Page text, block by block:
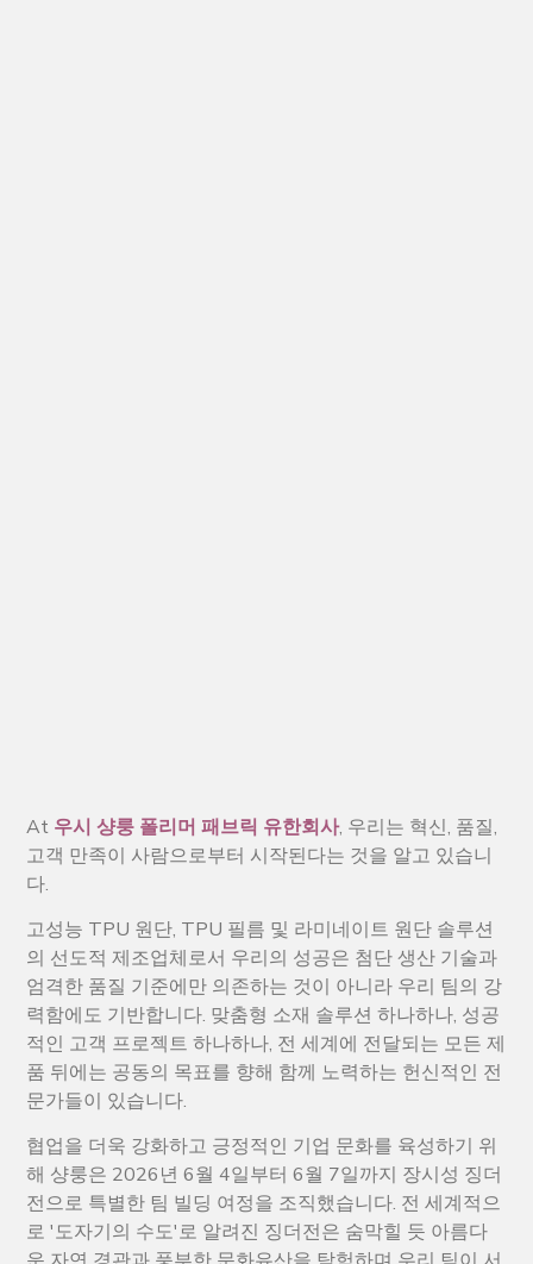
At 우시 샹룽 폴리머 패브릭 유한회사, 우리는 혁신, 품질,
고객 만족이 사람으로부터 시작된다는 것을 알고 있습니
다.
고성능 TPU 원단, TPU 필름 및 라미네이트 원단 솔루션
의 선도적 제조업체로서 우리의 성공은 첨단 생산 기술과
엄격한 품질 기준에만 의존하는 것이 아니라 우리 팀의 강
력함에도 기반합니다. 맞춤형 소재 솔루션 하나하나, 성공
적인 고객 프로젝트 하나하나, 전 세계에 전달되는 모든 제
품 뒤에는 공동의 목표를 향해 함께 노력하는 헌신적인 전
문가들이 있습니다.
협업을 더욱 강화하고 긍정적인 기업 문화를 육성하기 위
해 샹룽은 2026년 6월 4일부터 6월 7일까지 장시성 징더
전으로 특별한 팀 빌딩 여정을 조직했습니다. 전 세계적으
로 '도자기의 수도'로 알려진 징더전은 숨막힐 듯 아름다